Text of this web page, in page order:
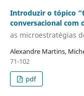
Introduzir o tópico
conversacional com
as microestratégias
Alexandre Martins,
71-102
pdf